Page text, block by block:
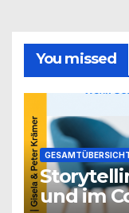
You missed
und im